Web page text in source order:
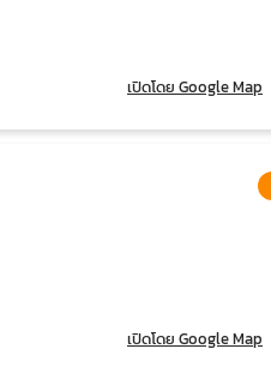
เปิดโดย Google Map
เปิดโดย Google Map